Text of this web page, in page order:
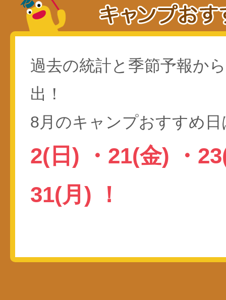
過去の統計と季節予報か
出！
8月のキャンプおすすめ
2(日) ・ 21(金) ・
31(月)
！